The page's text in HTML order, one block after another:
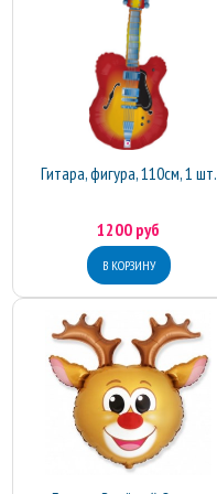
Гитара, фигура, 110см, 1 шт.
1200 руб